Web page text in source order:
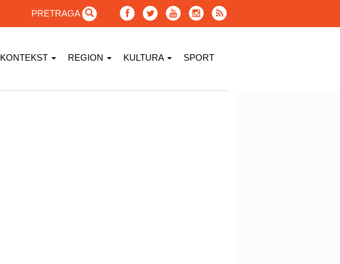
PRETRAGA
KONTEKST REGION KULTURA SPORT